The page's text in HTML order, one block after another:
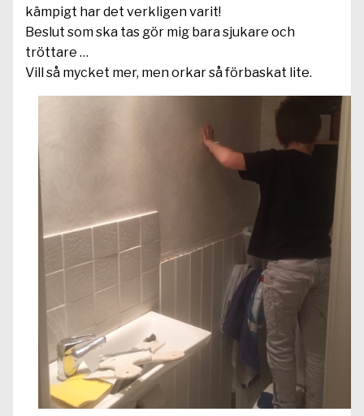
kämpigt har det verkligen varit!
Beslut som ska tas gör mig bara sjukare och
tröttare …
Vill så mycket mer, men orkar så förbaskat lite.